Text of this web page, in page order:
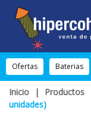
Ofertas Baterias
Inicio | Productos
unidades)